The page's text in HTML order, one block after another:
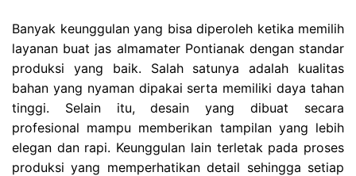
Banyak keunggulan yang bisa diperoleh ketika memilih
layanan buat jas almamater Pontianak dengan standar
produksi yang baik. Salah satunya adalah kualitas
bahan yang nyaman dipakai serta memiliki daya tahan
tinggi. Selain itu, desain yang dibuat secara
profesional mampu memberikan tampilan yang lebih
elegan dan rapi. Keunggulan lain terletak pada proses
produksi yang memperhatikan detail sehingga setiap